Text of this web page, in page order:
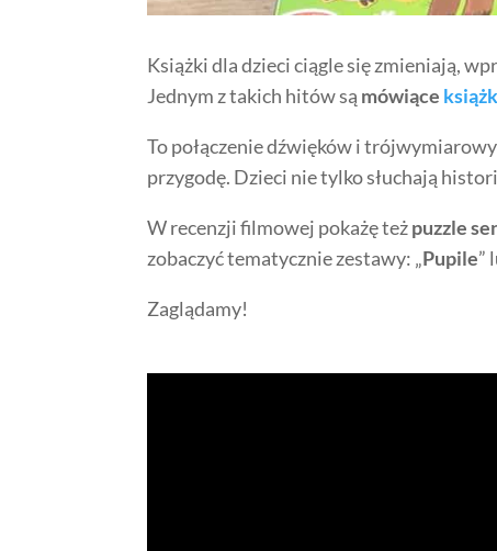
Książki dla dzieci ciągle się zmieniają,
Jednym z takich hitów są mówiące
To połączenie dźwięków i
przygodę. Dzieci nie tylko słuchają
W recenzji filmowej pokażę teżpuzzle
zobaczyć tematycznie zestawy: „Pupile”
Zaglądamy!